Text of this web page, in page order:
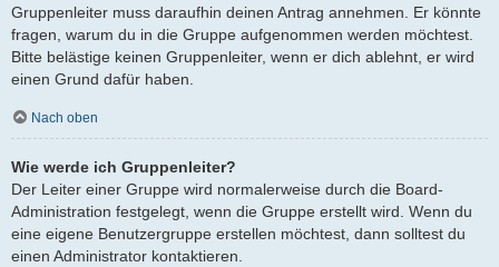
Gruppenleiter muss daraufhin deinen Antrag annehmen. Er könnte
fragen, warum du in die Gruppe aufgenommen werden möchtest.
Bitte belästige keinen Gruppenleiter, wenn er dich ablehnt, er wird
einen Grund dafür haben.
Nach oben
Wie werde ich Gruppenleiter?
Der Leiter einer Gruppe wird normalerweise durch die Board-
Administration festgelegt, wenn die Gruppe erstellt wird. Wenn du
eine eigene Benutzergruppe erstellen möchtest, dann solltest du
einen Administrator kontaktieren.